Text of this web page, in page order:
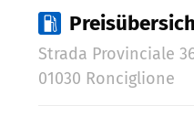
Strada Provinciale
01030 Ronciglione